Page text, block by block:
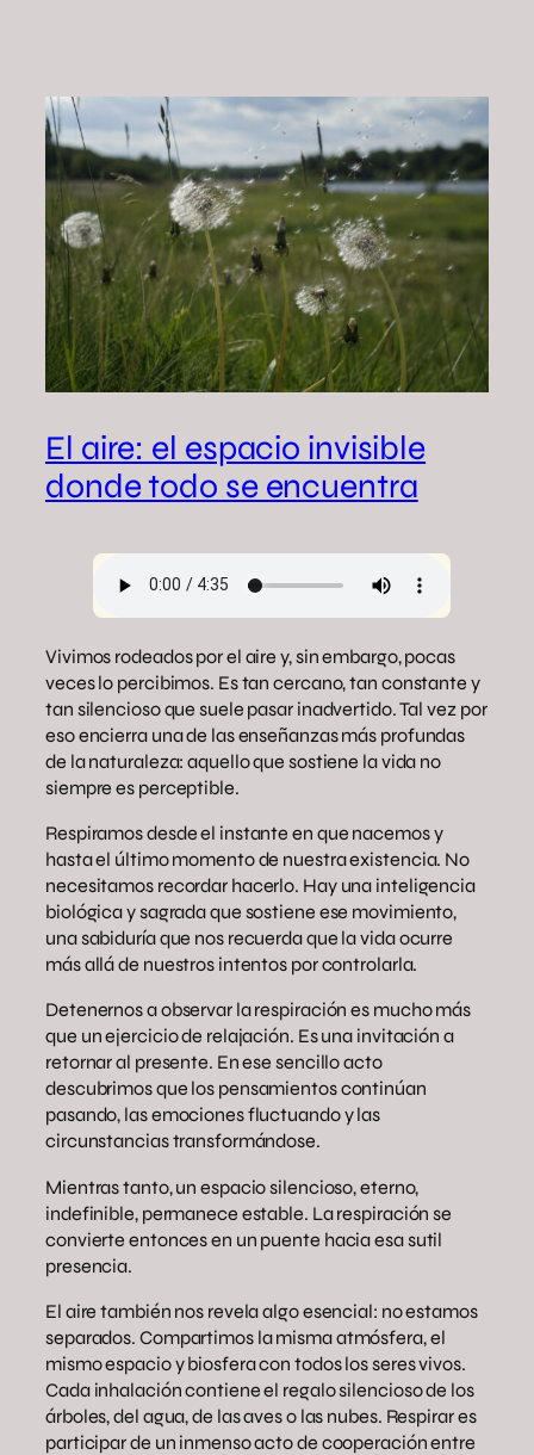
El aire: el espacio invisible
donde todo se encuentra
Vivimos rodeados por el aire y, sin embargo, pocas
veces lo percibimos. Es tan cercano, tan constante y
tan silencioso que suele pasar inadvertido. Tal vez por
eso encierra una de las enseñanzas más profundas
de la naturaleza: aquello que sostiene la vida no
siempre es perceptible.
Respiramos desde el instante en que nacemos y
hasta el último momento de nuestra existencia. No
necesitamos recordar hacerlo. Hay una inteligencia
biológica y sagrada que sostiene ese movimiento,
una sabiduría que nos recuerda que la vida ocurre
más allá de nuestros intentos por controlarla.
Detenernos a observar la respiración es mucho más
que un ejercicio de relajación. Es una invitación a
retornar al presente. En ese sencillo acto
descubrimos que los pensamientos continúan
pasando, las emociones fluctuando y las
circunstancias transformándose.
Mientras tanto, un espacio silencioso, eterno,
indefinible, permanece estable. La respiración se
convierte entonces en un puente hacia esa sutil
presencia.
El aire también nos revela algo esencial: no estamos
separados. Compartimos la misma atmósfera, el
mismo espacio y biosfera con todos los seres vivos.
Cada inhalación contiene el regalo silencioso de los
árboles, del agua, de las aves o las nubes. Respirar es
participar de un inmenso acto de cooperación entre